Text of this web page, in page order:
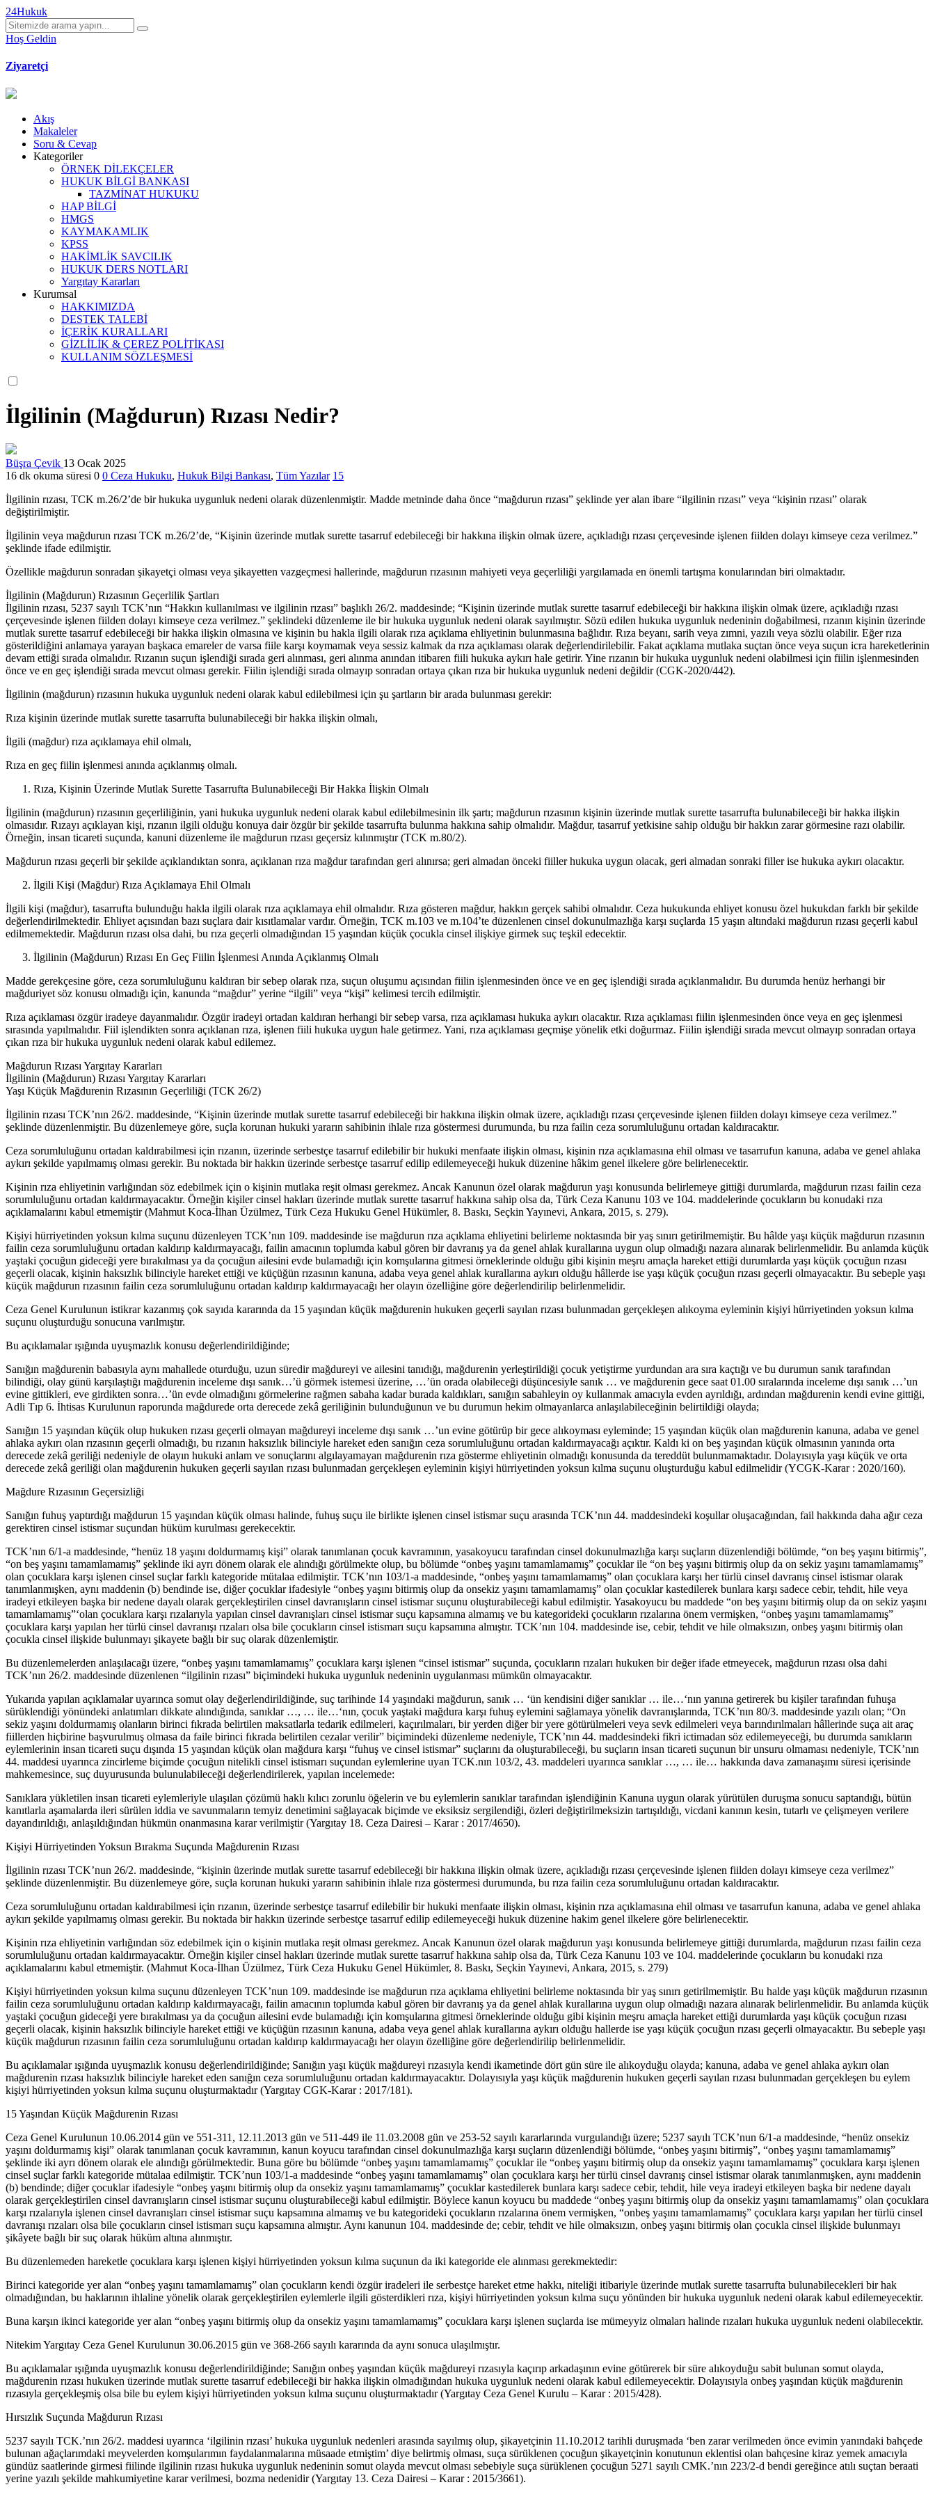
24Hukuk
Hoş Geldin
Ziyaretçi
Akış
Makaleler
Soru & Cevap
Kategoriler
ÖRNEK DİLEKÇELER
HUKUK BİLGİ BANKASI
TAZMİNAT HUKUKU
HAP BİLGİ
HMGS
KAYMAKAMLIK
KPSS
HAKİMLİK SAVCILIK
HUKUK DERS NOTLARI
Yargıtay Kararları
Kurumsal
HAKKIMIZDA
DESTEK TALEBİ
İÇERİK KURALLARI
GİZLİLİK & ÇEREZ POLİTİKASI
KULLANIM SÖZLEŞMESİ
İlgilinin (Mağdurun) Rızası Nedir?
Büşra Çevik 13 Ocak 2025
16 dk okuma süresi 0 0 Ceza Hukuku, Hukuk Bilgi Bankası, Tüm Yazılar 15
İlgilinin rızası, TCK m.26/2’de bir hukuka uygunluk nedeni olarak düzenlenmiştir. Madde metninde daha önce “mağdurun rızası” şeklinde yer alan ibare “ilgilinin rızası” veya “kişinin rızası” olarak
değiştirilmiştir.
İlgilinin veya mağdurun rızası TCK m.26/2’de, “Kişinin üzerinde mutlak surette tasarruf edebileceği bir hakkına ilişkin olmak üzere, açıkladığı rızası çerçevesinde işlenen fiilden dolayı kimseye ceza verilmez.”
şeklinde ifade edilmiştir.
Özellikle mağdurun sonradan şikayetçi olması veya şikayetten vazgeçmesi hallerinde, mağdurun rızasının mahiyeti veya geçerliliği yargılamada en önemli tartışma konularından biri olmaktadır.
İlgilinin (Mağdurun) Rızasının Geçerlilik Şartları
İlgilinin rızası, 5237 sayılı TCK’nın “Hakkın kullanılması ve ilgilinin rızası” başlıklı 26/2. maddesinde; “Kişinin üzerinde mutlak surette tasarruf edebileceği bir hakkına ilişkin olmak üzere, açıkladığı rızası
çerçevesinde işlenen fiilden dolayı kimseye ceza verilmez.” şeklindeki düzenleme ile bir hukuka uygunluk nedeni olarak sayılmıştır. Sözü edilen hukuka uygunluk nedeninin doğabilmesi, rızanın kişinin üzerinde
mutlak surette tasarruf edebileceği bir hakka ilişkin olmasına ve kişinin bu hakla ilgili olarak rıza açıklama ehliyetinin bulunmasına bağlıdır. Rıza beyanı, sarih veya zımni, yazılı veya sözlü olabilir. Eğer rıza
gösterildiğini anlamaya yarayan başkaca emareler de varsa fiile karşı koymamak veya sessiz kalmak da rıza açıklaması olarak değerlendirilebilir. Fakat açıklama mutlaka suçtan önce veya suçun icra hareketlerinin
devam ettiği sırada olmalıdır. Rızanın suçun işlendiği sırada geri alınması, geri alınma anından itibaren fiili hukuka aykırı hale getirir. Yine rızanın bir hukuka uygunluk nedeni olabilmesi için fiilin işlenmesinden
önce ve en geç işlendiği sırada mevcut olması gerekir. Fiilin işlendiği sırada olmayıp sonradan ortaya çıkan rıza bir hukuka uygunluk nedeni değildir (CGK-2020/442).
İlgilinin (mağdurun) rızasının hukuka uygunluk nedeni olarak kabul edilebilmesi için şu şartların bir arada bulunması gerekir:
Rıza kişinin üzerinde mutlak surette tasarrufta bulunabileceği bir hakka ilişkin olmalı,
İlgili (mağdur) rıza açıklamaya ehil olmalı,
Rıza en geç fiilin işlenmesi anında açıklanmış olmalı.
Rıza, Kişinin Üzerinde Mutlak Surette Tasarrufta Bulunabileceği Bir Hakka İlişkin Olmalı
İlgilinin (mağdurun) rızasının geçerliliğinin, yani hukuka uygunluk nedeni olarak kabul edilebilmesinin ilk şartı; mağdurun rızasının kişinin üzerinde mutlak surette tasarrufta bulunabileceği bir hakka ilişkin
olmasıdır. Rızayı açıklayan kişi, rızanın ilgili olduğu konuya dair özgür bir şekilde tasarrufta bulunma hakkına sahip olmalıdır. Mağdur, tasarruf yetkisine sahip olduğu bir hakkın zarar görmesine razı olabilir.
Örneğin, insan ticareti suçunda, kanuni düzenleme ile mağdurun rızası geçersiz kılınmıştır (TCK m.80/2).
Mağdurun rızası geçerli bir şekilde açıklandıktan sonra, açıklanan rıza mağdur tarafından geri alınırsa; geri almadan önceki fiiller hukuka uygun olacak, geri almadan sonraki filler ise hukuka aykırı olacaktır.
İlgili Kişi (Mağdur) Rıza Açıklamaya Ehil Olmalı
İlgili kişi (mağdur), tasarrufta bulunduğu hakla ilgili olarak rıza açıklamaya ehil olmalıdır. Rıza gösteren mağdur, hakkın gerçek sahibi olmalıdır. Ceza hukukunda ehliyet konusu özel hukukdan farklı bir şekilde
değerlendirilmektedir. Ehliyet açısından bazı suçlara dair kısıtlamalar vardır. Örneğin, TCK m.103 ve m.104’te düzenlenen cinsel dokunulmazlığa karşı suçlarda 15 yaşın altındaki mağdurun rızası geçerli kabul
edilmemektedir. Mağdurun rızası olsa dahi, bu rıza geçerli olmadığından 15 yaşından küçük çocukla cinsel ilişkiye girmek suç teşkil edecektir.
İlgilinin (Mağdurun) Rızası En Geç Fiilin İşlenmesi Anında Açıklanmış Olmalı
Madde gerekçesine göre, ceza sorumluluğunu kaldıran bir sebep olarak rıza, suçun oluşumu açısından fiilin işlenmesinden önce ve en geç işlendiği sırada açıklanmalıdır. Bu durumda henüz herhangi bir
mağduriyet söz konusu olmadığı için, kanunda “mağdur” yerine “ilgili” veya “kişi” kelimesi tercih edilmiştir.
Rıza açıklaması özgür iradeye dayanmalıdır. Özgür iradeyi ortadan kaldıran herhangi bir sebep varsa, rıza açıklaması hukuka aykırı olacaktır. Rıza açıklaması fiilin işlenmesinden önce veya en geç işlenmesi
sırasında yapılmalıdır. Fiil işlendikten sonra açıklanan rıza, işlenen fiili hukuka uygun hale getirmez. Yani, rıza açıklaması geçmişe yönelik etki doğurmaz. Fiilin işlendiği sırada mevcut olmayıp sonradan ortaya
çıkan rıza bir hukuka uygunluk nedeni olarak kabul edilemez.
Mağdurun Rızası Yargıtay Kararları
İlgilinin (Mağdurun) Rızası Yargıtay Kararları
Yaşı Küçük Mağdurenin Rızasının Geçerliliği (TCK 26/2)
İlgilinin rızası TCK’nın 26/2. maddesinde, “Kişinin üzerinde mutlak surette tasarruf edebileceği bir hakkına ilişkin olmak üzere, açıkladığı rızası çerçevesinde işlenen fiilden dolayı kimseye ceza verilmez.”
şeklinde düzenlenmiştir. Bu düzenlemeye göre, suçla korunan hukuki yararın sahibinin ihlale rıza göstermesi durumunda, bu rıza failin ceza sorumluluğunu ortadan kaldıracaktır.
Ceza sorumluluğunu ortadan kaldırabilmesi için rızanın, üzerinde serbestçe tasarruf edilebilir bir hukuki menfaate ilişkin olması, kişinin rıza açıklamasına ehil olması ve tasarrufun kanuna, adaba ve genel ahlaka
aykırı şekilde yapılmamış olması gerekir. Bu noktada bir hakkın üzerinde serbestçe tasarruf edilip edilemeyeceği hukuk düzenine hâkim genel ilkelere göre belirlenecektir.
Kişinin rıza ehliyetinin varlığından söz edebilmek için o kişinin mutlaka reşit olması gerekmez. Ancak Kanunun özel olarak mağdurun yaşı konusunda belirlemeye gittiği durumlarda, mağdurun rızası failin ceza
sorumluluğunu ortadan kaldırmayacaktır. Örneğin kişiler cinsel hakları üzerinde mutlak surette tasarruf hakkına sahip olsa da, Türk Ceza Kanunu 103 ve 104. maddelerinde çocukların bu konudaki rıza
açıklamalarını kabul etmemiştir (Mahmut Koca-İlhan Üzülmez, Türk Ceza Hukuku Genel Hükümler, 8. Baskı, Seçkin Yayınevi, Ankara, 2015, s. 279).
Kişiyi hürriyetinden yoksun kılma suçunu düzenleyen TCK’nın 109. maddesinde ise mağdurun rıza açıklama ehliyetini belirleme noktasında bir yaş sınırı getirilmemiştir. Bu hâlde yaşı küçük mağdurun rızasının
failin ceza sorumluluğunu ortadan kaldırıp kaldırmayacağı, failin amacının toplumda kabul gören bir davranış ya da genel ahlak kurallarına uygun olup olmadığı nazara alınarak belirlenmelidir. Bu anlamda küçük
yaştaki çocuğun gideceği yere bırakılması ya da çocuğun ailesini evde bulamadığı için komşularına gitmesi örneklerinde olduğu gibi kişinin meşru amaçla hareket ettiği durumlarda yaşı küçük çocuğun rızası
geçerli olacak, kişinin haksızlık bilinciyle hareket ettiği ve küçüğün rızasının kanuna, adaba veya genel ahlak kurallarına aykırı olduğu hâllerde ise yaşı küçük çocuğun rızası geçerli olmayacaktır. Bu sebeple yaşı
küçük mağdurun rızasının failin ceza sorumluluğunu ortadan kaldırıp kaldırmayacağı her olayın özelliğine göre değerlendirilip belirlenmelidir.
Ceza Genel Kurulunun istikrar kazanmış çok sayıda kararında da 15 yaşından küçük mağdurenin hukuken geçerli sayılan rızası bulunmadan gerçekleşen alıkoyma eyleminin kişiyi hürriyetinden yoksun kılma
suçunu oluşturduğu sonucuna varılmıştır.
Bu açıklamalar ışığında uyuşmazlık konusu değerlendirildiğinde;
Sanığın mağdurenin babasıyla aynı mahallede oturduğu, uzun süredir mağdureyi ve ailesini tanıdığı, mağdurenin yerleştirildiği çocuk yetiştirme yurdundan ara sıra kaçtığı ve bu durumun sanık tarafından
bilindiği, olay günü karşılaştığı mağdurenin inceleme dışı sanık…’ü görmek istemesi üzerine, …’ün orada olabileceği düşüncesiyle sanık … ve mağdurenin gece saat 01.00 sıralarında inceleme dışı sanık …’un
evine gittikleri, eve girdikten sonra…’ün evde olmadığını görmelerine rağmen sabaha kadar burada kaldıkları, sanığın sabahleyin oy kullanmak amacıyla evden ayrıldığı, ardından mağdurenin kendi evine gittiği,
Adli Tıp 6. İhtisas Kurulunun raporunda mağdurede orta derecede zekâ geriliğinin bulunduğunun ve bu durumun hekim olmayanlarca anlaşılabileceğinin belirtildiği olayda;
Sanığın 15 yaşından küçük olup hukuken rızası geçerli olmayan mağdureyi inceleme dışı sanık …’un evine götürüp bir gece alıkoyması eyleminde; 15 yaşından küçük olan mağdurenin kanuna, adaba ve genel
ahlaka aykırı olan rızasının geçerli olmadığı, bu rızanın haksızlık bilinciyle hareket eden sanığın ceza sorumluluğunu ortadan kaldırmayacağı açıktır. Kaldı ki on beş yaşından küçük olmasının yanında orta
derecede zekâ geriliği nedeniyle de olayın hukuki anlam ve sonuçlarını algılayamayan mağdurenin rıza gösterme ehliyetinin olmadığı konusunda da tereddüt bulunmamaktadır. Dolayısıyla yaşı küçük ve orta
derecede zekâ geriliği olan mağdurenin hukuken geçerli sayılan rızası bulunmadan gerçekleşen eyleminin kişiyi hürriyetinden yoksun kılma suçunu oluşturduğu kabul edilmelidir (YCGK-Karar : 2020/160).
Mağdure Rızasının Geçersizliği
Sanığın fuhuş yaptırdığı mağdurun 15 yaşından küçük olması halinde, fuhuş suçu ile birlikte işlenen cinsel istismar suçu arasında TCK’nın 44. maddesindeki koşullar oluşacağından, fail hakkında daha ağır ceza
gerektiren cinsel istismar suçundan hüküm kurulması gerekecektir.
TCK’nın 6/1-a maddesinde, “henüz 18 yaşını doldurmamış kişi” olarak tanımlanan çocuk kavramının, yasakoyucu tarafından cinsel dokunulmazlığa karşı suçların düzenlendiği bölümde, “on beş yaşını bitirmiş”,
“on beş yaşını tamamlamamış” şeklinde iki ayrı dönem olarak ele alındığı görülmekte olup, bu bölümde “onbeş yaşını tamamlamamış” çocuklar ile “on beş yaşını bitirmiş olup da on sekiz yaşını tamamlamamış”
olan çocuklara karşı işlenen cinsel suçlar farklı kategoride mütalaa edilmiştir. TCK’nın 103/1-a maddesinde, “onbeş yaşını tamamlamamış” olan çocuklara karşı her türlü cinsel davranış cinsel istismar olarak
tanımlanmışken, aynı maddenin (b) bendinde ise, diğer çocuklar ifadesiyle “onbeş yaşını bitirmiş olup da onsekiz yaşını tamamlamamış” olan çocuklar kastedilerek bunlara karşı sadece cebir, tehdit, hile veya
iradeyi etkileyen başka bir nedene dayalı olarak gerçekleştirilen cinsel davranışların cinsel istismar suçunu oluşturabileceği kabul edilmiştir. Yasakoyucu bu maddede “on beş yaşını bitirmiş olup da on sekiz yaşını
tamamlamamış”‘olan çocuklara karşı rızalarıyla yapılan cinsel davranışları cinsel istismar suçu kapsamına almamış ve bu kategorideki çocukların rızalarına önem vermişken, “onbeş yaşını tamamlamamış”
çocuklara karşı yapılan her türlü cinsel davranışı rızaları olsa bile çocukların cinsel istismarı suçu kapsamına almıştır. TCK’nın 104. maddesinde ise, cebir, tehdit ve hile olmaksızın, onbeş yaşını bitirmiş olan
çocukla cinsel ilişkide bulunmayı şikayete bağlı bir suç olarak düzenlemiştir.
Bu düzenlemelerden anlaşılacağı üzere, “onbeş yaşını tamamlamamış” çocuklara karşı işlenen “cinsel istismar” suçunda, çocukların rızaları hukuken bir değer ifade etmeyecek, mağdurun rızası olsa dahi
TCK’nın 26/2. maddesinde düzenlenen “ilgilinin rızası” biçimindeki hukuka uygunluk nedeninin uygulanması mümkün olmayacaktır.
Yukarıda yapılan açıklamalar uyarınca somut olay değerlendirildiğinde, suç tarihinde 14 yaşındaki mağdurun, sanık … ‘ün kendisini diğer sanıklar … ile…‘nın yanına getirerek bu kişiler tarafından fuhuşa
sürüklendiği yönündeki anlatımları dikkate alındığında, sanıklar …, … ile…‘nın, çocuk yaştaki mağdura karşı fuhuş eylemini sağlamaya yönelik davranışlarında, TCK’nın 80/3. maddesinde yazılı olan; “On
sekiz yaşını doldurmamış olanların birinci fıkrada belirtilen maksatlarla tedarik edilmeleri, kaçırılmaları, bir yerden diğer bir yere götürülmeleri veya sevk edilmeleri veya barındırılmaları hâllerinde suça ait araç
fiillerden hiçbirine başvurulmuş olmasa da faile birinci fıkrada belirtilen cezalar verilir” biçimindeki düzenleme nedeniyle, TCK’nın 44. maddesindeki fikri ictimadan söz edilemeyeceği, bu durumda sanıkların
eylemlerinin insan ticareti suçu dışında 15 yaşından küçük olan mağdura karşı “fuhuş ve cinsel istismar” suçlarını da oluşturabileceği, bu suçların insan ticareti suçunun bir unsuru olmaması nedeniyle, TCK’nın
44. maddesi uyarınca zincirleme biçimde çocuğun nitelikli cinsel istismarı suçundan eylemlerine uyan TCK.nın 103/2, 43. maddeleri uyarınca sanıklar …, … ile… hakkında dava zamanaşımı süresi içerisinde
mahkemesince, suç duyurusunda bulunulabileceği değerlendirilerek, yapılan incelemede:
Sanıklara yükletilen insan ticareti eylemleriyle ulaşılan çözümü haklı kılıcı zorunlu öğelerin ve bu eylemlerin sanıklar tarafından işlendiğinin Kanuna uygun olarak yürütülen duruşma sonucu saptandığı, bütün
kanıtlarla aşamalarda ileri sürülen iddia ve savunmaların temyiz denetimini sağlayacak biçimde ve eksiksiz sergilendiği, özleri değiştirilmeksizin tartışıldığı, vicdani kanının kesin, tutarlı ve çelişmeyen verilere
dayandırıldığı, anlaşıldığından hükmün onanmasına karar verilmiştir (Yargıtay 18. Ceza Dairesi – Karar : 2017/4650).
Kişiyi Hürriyetinden Yoksun Bırakma Suçunda Mağdurenin Rızası
İlgilinin rızası TCK’nun 26/2. maddesinde, “kişinin üzerinde mutlak surette tasarruf edebileceği bir hakkına ilişkin olmak üzere, açıkladığı rızası çerçevesinde işlenen fiilden dolayı kimseye ceza verilmez”
şeklinde düzenlenmiştir. Bu düzenlemeye göre, suçla korunan hukuki yararın sahibinin ihlale rıza göstermesi durumunda, bu rıza failin ceza sorumluluğunu ortadan kaldıracaktır.
Ceza sorumluluğunu ortadan kaldırabilmesi için rızanın, üzerinde serbestçe tasarruf edilebilir bir hukuki menfaate ilişkin olması, kişinin rıza açıklamasına ehil olması ve tasarrufun kanuna, adaba ve genel ahlaka
aykırı şekilde yapılmamış olması gerekir. Bu noktada bir hakkın üzerinde serbestçe tasarruf edilip edilemeyeceği hukuk düzenine hakim genel ilkelere göre belirlenecektir.
Kişinin rıza ehliyetinin varlığından söz edebilmek için o kişinin mutlaka reşit olması gerekmez. Ancak Kanunun özel olarak mağdurun yaşı konusunda belirlemeye gittiği durumlarda, mağdurun rızası failin ceza
sorumluluğunu ortadan kaldırmayacaktır. Örneğin kişiler cinsel hakları üzerinde mutlak surette tasarruf hakkına sahip olsa da, Türk Ceza Kanunu 103 ve 104. maddelerinde çocukların bu konudaki rıza
açıklamalarını kabul etmemiştir. (Mahmut Koca-İlhan Üzülmez, Türk Ceza Hukuku Genel Hükümler, 8. Baskı, Seçkin Yayınevi, Ankara, 2015, s. 279)
Kişiyi hürriyetinden yoksun kılma suçunu düzenleyen TCK’nun 109. maddesinde ise mağdurun rıza açıklama ehliyetini belirleme noktasında bir yaş sınırı getirilmemiştir. Bu halde yaşı küçük mağdurun rızasının
failin ceza sorumluluğunu ortadan kaldırıp kaldırmayacağı, failin amacının toplumda kabul gören bir davranış ya da genel ahlak kurallarına uygun olup olmadığı nazara alınarak belirlenmelidir. Bu anlamda küçük
yaştaki çocuğun gideceği yere bırakılması ya da çocuğun ailesini evde bulamadığı için komşularına gitmesi örneklerinde olduğu gibi kişinin meşru amaçla hareket ettiği durumlarda yaşı küçük çocuğun rızası
geçerli olacak, kişinin haksızlık bilinciyle hareket ettiği ve küçüğün rızasının kanuna, adaba veya genel ahlak kurallarına aykırı olduğu hallerde ise yaşı küçük çocuğun rızası geçerli olmayacaktır. Bu sebeple yaşı
küçük mağdurun rızasının failin ceza sorumluluğunu ortadan kaldırıp kaldırmayacağı her olayın özelliğine göre değerlendirilip belirlenmelidir.
Bu açıklamalar ışığında uyuşmazlık konusu değerlendirildiğinde; Sanığın yaşı küçük mağdureyi rızasıyla kendi ikametinde dört gün süre ile alıkoyduğu olayda; kanuna, adaba ve genel ahlaka aykırı olan
mağdurenin rızası haksızlık bilinciyle hareket eden sanığın ceza sorumluluğunu ortadan kaldırmayacaktır. Dolayısıyla yaşı küçük mağdurenin hukuken geçerli sayılan rızası bulunmadan gerçekleşen bu eylem
kişiyi hürriyetinden yoksun kılma suçunu oluşturmaktadır (Yargıtay CGK-Karar : 2017/181).
15 Yaşından Küçük Mağdurenin Rızası
Ceza Genel Kurulunun 10.06.2014 gün ve 551-311, 12.11.2013 gün ve 511-449 ile 11.03.2008 gün ve 253-52 sayılı kararlarında vurgulandığı üzere; 5237 sayılı TCK’nun 6/1-a maddesinde, “henüz onsekiz
yaşını doldurmamış kişi” olarak tanımlanan çocuk kavramının, kanun koyucu tarafından cinsel dokunulmazlığa karşı suçların düzenlendiği bölümde, “onbeş yaşını bitirmiş”, “onbeş yaşını tamamlamamış”
şeklinde iki ayrı dönem olarak ele alındığı görülmektedir. Buna göre bu bölümde “onbeş yaşını tamamlamamış” çocuklar ile “onbeş yaşını bitirmiş olup da onsekiz yaşını tamamlamamış” çocuklara karşı işlenen
cinsel suçlar farklı kategoride mütalaa edilmiştir. TCK’nun 103/1-a maddesinde “onbeş yaşını tamamlamamış” olan çocuklara karşı her türlü cinsel davranış cinsel istismar olarak tanımlanmışken, aynı maddenin
(b) bendinde; diğer çocuklar ifadesiyle “onbeş yaşını bitirmiş olup da onsekiz yaşını tamamlamamış” çocuklar kastedilerek bunlara karşı sadece cebir, tehdit, hile veya iradeyi etkileyen başka bir nedene dayalı
olarak gerçekleştirilen cinsel davranışların cinsel istismar suçunu oluşturabileceği kabul edilmiştir. Böylece kanun koyucu bu maddede “onbeş yaşını bitirmiş olup da onsekiz yaşını tamamlamamış” olan çocuklara
karşı rızalarıyla işlenen cinsel davranışları cinsel istismar suçu kapsamına almamış ve bu kategorideki çocukların rızalarına önem vermişken, “onbeş yaşını tamamlamamış” çocuklara karşı yapılan her türlü cinsel
davranışı rızaları olsa bile çocukların cinsel istismarı suçu kapsamına almıştır. Aynı kanunun 104. maddesinde de; cebir, tehdit ve hile olmaksızın, onbeş yaşını bitirmiş olan çocukla cinsel ilişkide bulunmayı
şikâyete bağlı bir suç olarak hüküm altına alınmıştır.
Bu düzenlemeden hareketle çocuklara karşı işlenen kişiyi hürriyetinden yoksun kılma suçunun da iki kategoride ele alınması gerekmektedir:
Birinci kategoride yer alan “onbeş yaşını tamamlamamış” olan çocukların kendi özgür iradeleri ile serbestçe hareket etme hakkı, niteliği itibariyle üzerinde mutlak surette tasarrufta bulunabilecekleri bir hak
olmadığından, bu haklarının ihlaline yönelik olarak gerçekleştirilen eylemlerle ilgili gösterdikleri rıza, kişiyi hürriyetinden yoksun kılma suçu yönünden bir hukuka uygunluk nedeni olarak kabul edilemeyecektir.
Buna karşın ikinci kategoride yer alan “onbeş yaşını bitirmiş olup da onsekiz yaşını tamamlamamış” çocuklara karşı işlenen suçlarda ise mümeyyiz olmaları halinde rızaları hukuka uygunluk nedeni olabilecektir.
Nitekim Yargıtay Ceza Genel Kurulunun 30.06.2015 gün ve 368-266 sayılı kararında da aynı sonuca ulaşılmıştır.
Bu açıklamalar ışığında uyuşmazlık konusu değerlendirildiğinde; Sanığın onbeş yaşından küçük mağdureyi rızasıyla kaçırıp arkadaşının evine götürerek bir süre alıkoyduğu sabit bulunan somut olayda,
mağdurenin rızası hukuken üzerinde mutlak surette tasarruf edebileceği bir hakka ilişkin olmadığından hukuka uygunluk nedeni olarak kabul edilemeyecektir. Dolayısıyla onbeş yaşından küçük mağdurenin
rızasıyla gerçekleşmiş olsa bile bu eylem kişiyi hürriyetinden yoksun kılma suçunu oluşturmaktadır (Yargıtay Ceza Genel Kurulu – Karar : 2015/428).
Hırsızlık Suçunda Mağdurun Rızası
5237 sayılı TCK.’nın 26/2. maddesi uyarınca ‘ilgilinin rızası’ hukuka uygunluk nedenleri arasında sayılmış olup, şikayetçinin 11.10.2012 tarihli duruşmada ‘ben zarar verilmeden önce evimin yanındaki bahçede
bulunan ağaçlarımdaki meyvelerden komşularımın faydalanmalarına müsaade etmiştim’ diye belirtmiş olması, suça sürüklenen çocuğun şikayetçinin konutunun eklentisi olan bahçesine kiraz yemek amacıyla
gündüz saatlerinde girmesi fiilinde ilgilinin rızası hukuka uygunluk nedeninin somut olayda mevcut olması sebebiyle suça sürüklenen çocuğun 5271 sayılı CMK.’nın 223/2-d bendi gereğince atılı suçtan beraati
yerine yazılı şekilde mahkumiyetine karar verilmesi, bozma nedenidir (Yargıtay 13. Ceza Dairesi – Karar : 2015/3661).